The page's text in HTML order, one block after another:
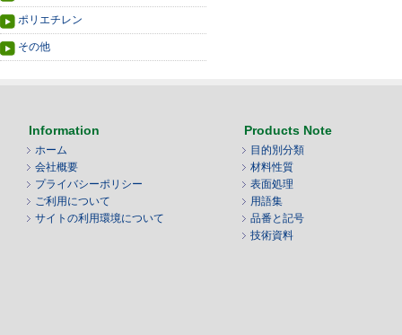
ポリエチレン
その他
Information
ホーム
会社概要
プライバシーポリシー
ご利用について
サイトの利用環境について
Products Note
目的別分類
材料性質
表面処理
用語集
品番と記号
技術資料